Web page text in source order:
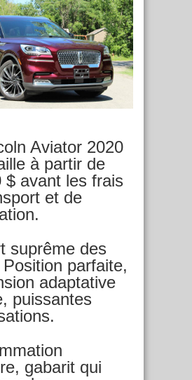
Aviator 2020
à partir de
$ avant les frais
et de
suprême des
parfaite,
adaptative
puissantes
gabarit qui